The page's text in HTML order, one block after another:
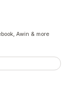
Awin & more